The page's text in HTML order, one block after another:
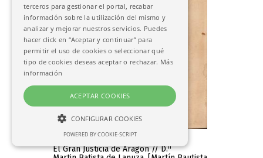
Maea, José
El Gran Justicia de Aragon // D.n
terceros para gestionar el portal, recabar
información sobre la utilización del mismo y
analizar y mejorar nuestros servicios. Puedes
hacer click en “Aceptar y continuar” para
permitir el uso de cookies o seleccionar qué
tipo de cookies deseas aceptar o rechazar. Más
información
ACEPTAR COOKIES
CONFIGURAR COOKIES
NECESARIAS
ANALÍTICAS
POWERED BY COOKIE-SCRIPT